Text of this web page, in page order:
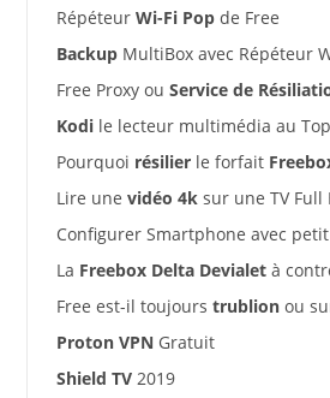
Répéteur Wi-Fi Popde Free
BackupMultiBox avec Répéteur
Free Proxy ou Service de
Kodile lecteur multimédia au Top
Pourquoi résilierle forfait
Lire une vidéo 4ksur une TV Full
Configurer Smartphone avec petit
La Freebox Delta Devialetà
Free est-il toujours trublionou
Proton VPN Gratuit
Shield TV2019